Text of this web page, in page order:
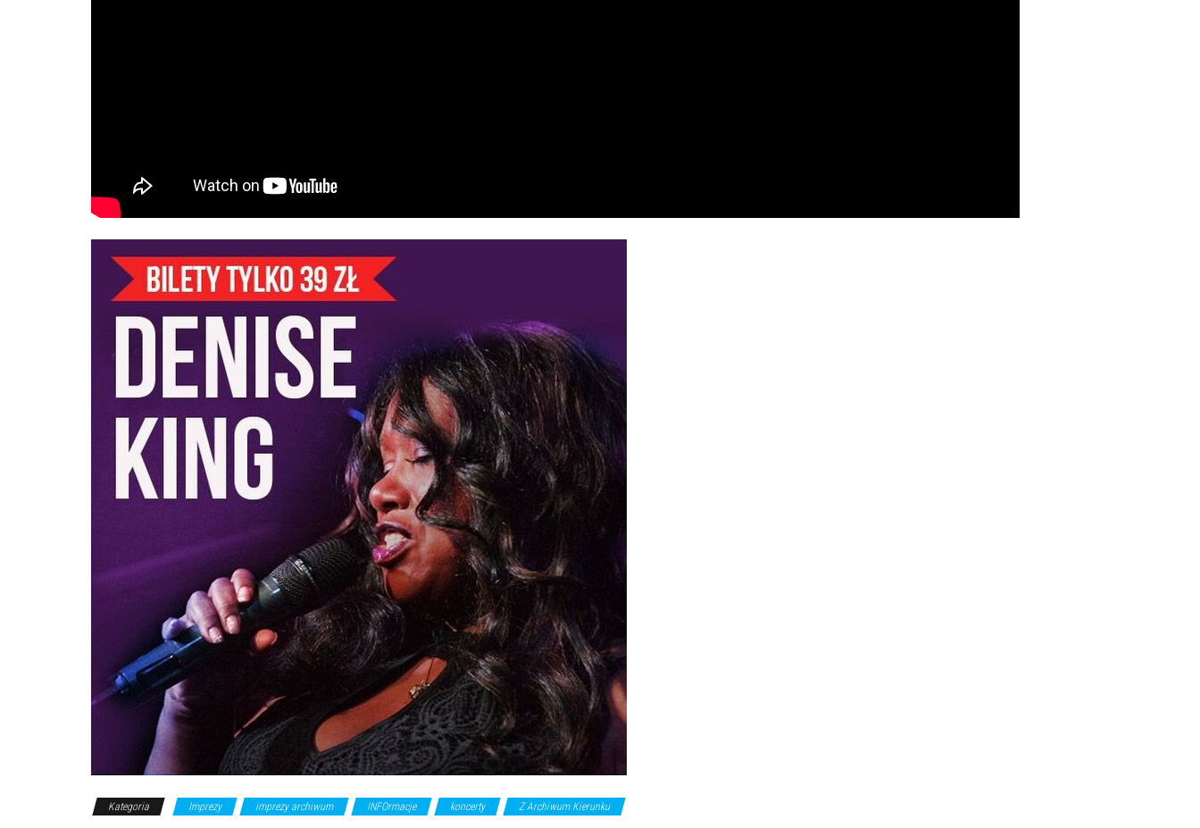
Kategoria Imprezy imprezy archiwum INFOrmacje koncerty Z Archiwum Kierunku